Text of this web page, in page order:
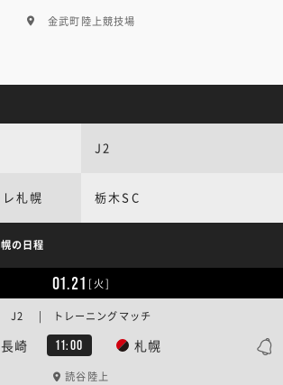
金武町陸上競技場
J2
札幌 栃木SC
の日程
01.21 [火]
長崎 11:00 札幌
J2 | トレーニングマッチ
読谷陸上